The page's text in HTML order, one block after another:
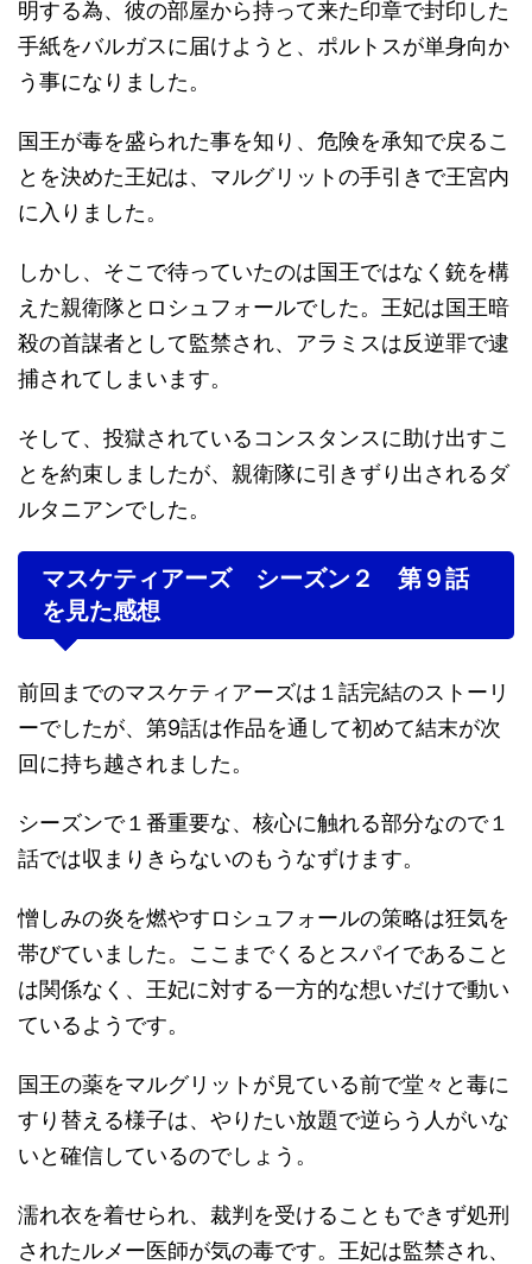
明する為、彼の部屋から持って来た印章で封印した
手紙をバルガスに届けようと、ポルトスが単身向か
う事になりました。
国王が毒を盛られた事を知り、危険を承知で戻るこ
とを決めた王妃は、マルグリットの手引きで王宮内
に入りました。
しかし、そこで待っていたのは国王ではなく銃を構
えた親衛隊とロシュフォールでした。王妃は国王暗
殺の首謀者として監禁され、アラミスは反逆罪で逮
捕されてしまいます。
そして、投獄されているコンスタンスに助け出すこ
とを約束しましたが、親衛隊に引きずり出されるダ
ルタニアンでした。
マスケティアーズ シーズン２ 第９話
を見た感想
前回までのマスケティアーズは１話完結のストーリ
ーでしたが、第9話は作品を通して初めて結末が次
回に持ち越されました。
シーズンで１番重要な、核心に触れる部分なので１
話では収まりきらないのもうなずけます。
憎しみの炎を燃やすロシュフォールの策略は狂気を
帯びていました。ここまでくるとスパイであること
は関係なく、王妃に対する一方的な想いだけで動い
ているようです。
国王の薬をマルグリットが見ている前で堂々と毒に
すり替える様子は、やりたい放題で逆らう人がいな
いと確信しているのでしょう。
濡れ衣を着せられ、裁判を受けることもできず処刑
されたルメー医師が気の毒です。王妃は監禁され、